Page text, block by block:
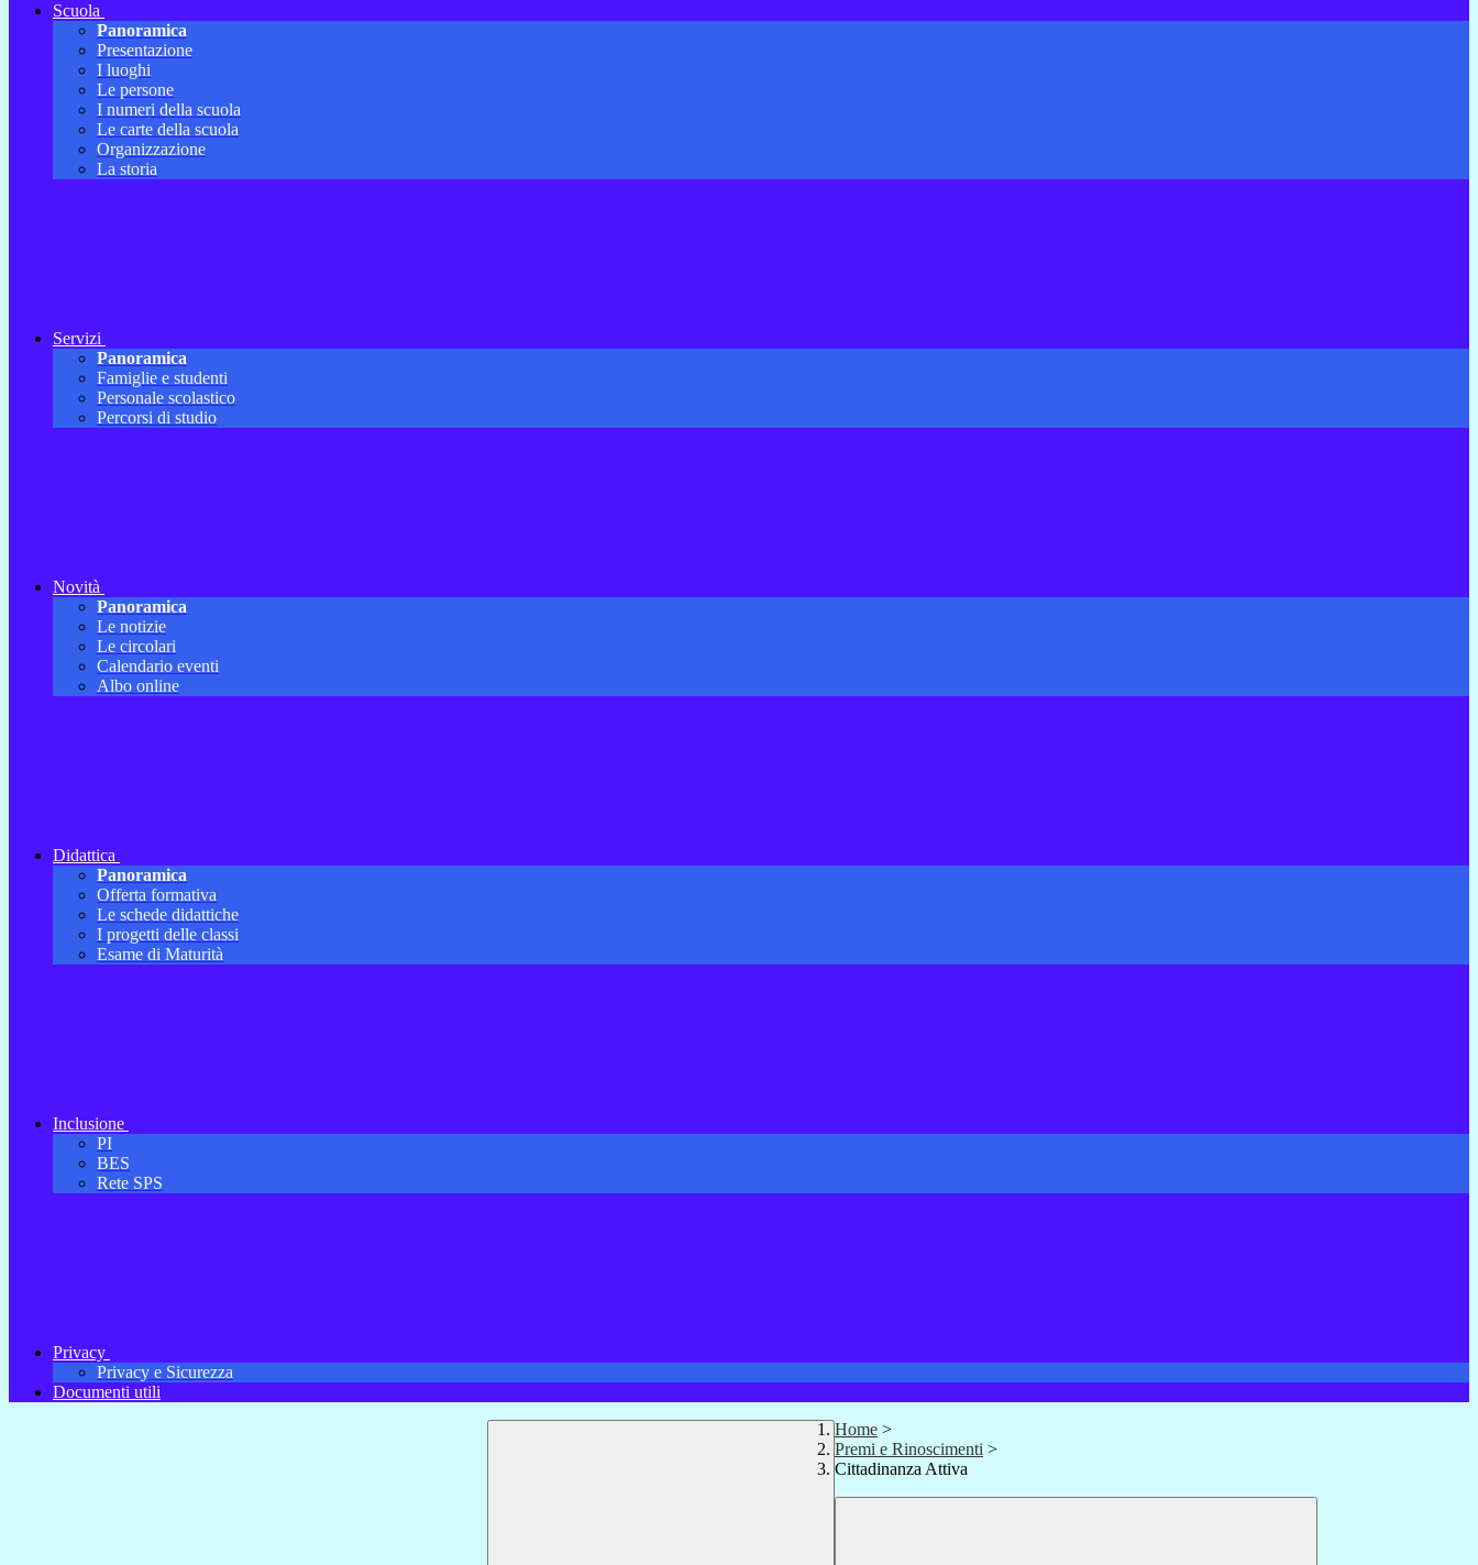
Scuola
Panoramica
Presentazione
I luoghi
Le persone
I numeri della scuola
Le carte della scuola
Organizzazione
La storia
Servizi
Panoramica
Famiglie e studenti
Personale scolastico
Percorsi di studio
Novità
Panoramica
Le notizie
Le circolari
Calendario eventi
Albo online
Didattica
Panoramica
Offerta formativa
Le schede didattiche
I progetti delle classi
Esame di Maturità
Inclusione
PI
BES
Rete SPS
Privacy
Privacy e Sicurezza
Documenti utili
Home >
Premi e Rinoscimenti >
Cittadinanza Attiva